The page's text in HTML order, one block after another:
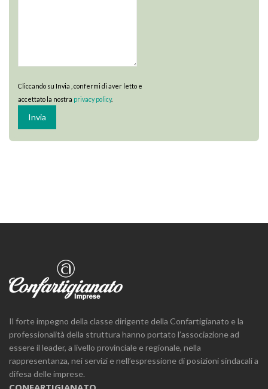
Cliccando su Invia , confermi di aver letto e
accettato la nostra privacy policy.
Il forte impegno della classe dirigente della Confartigianato e la
professionalità della struttura hanno portato l’associazione ad
essere il leader, a livello provinciale e regionale, nella
rappresentanza, nei servizi e nell’espressione di posizioni sindacali a
difesa delle imprese.